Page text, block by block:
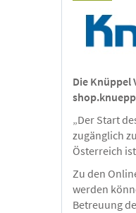
Die Knüppel
„Der Start
zugänglich
Österreich
Zu den
werden
Betreuung